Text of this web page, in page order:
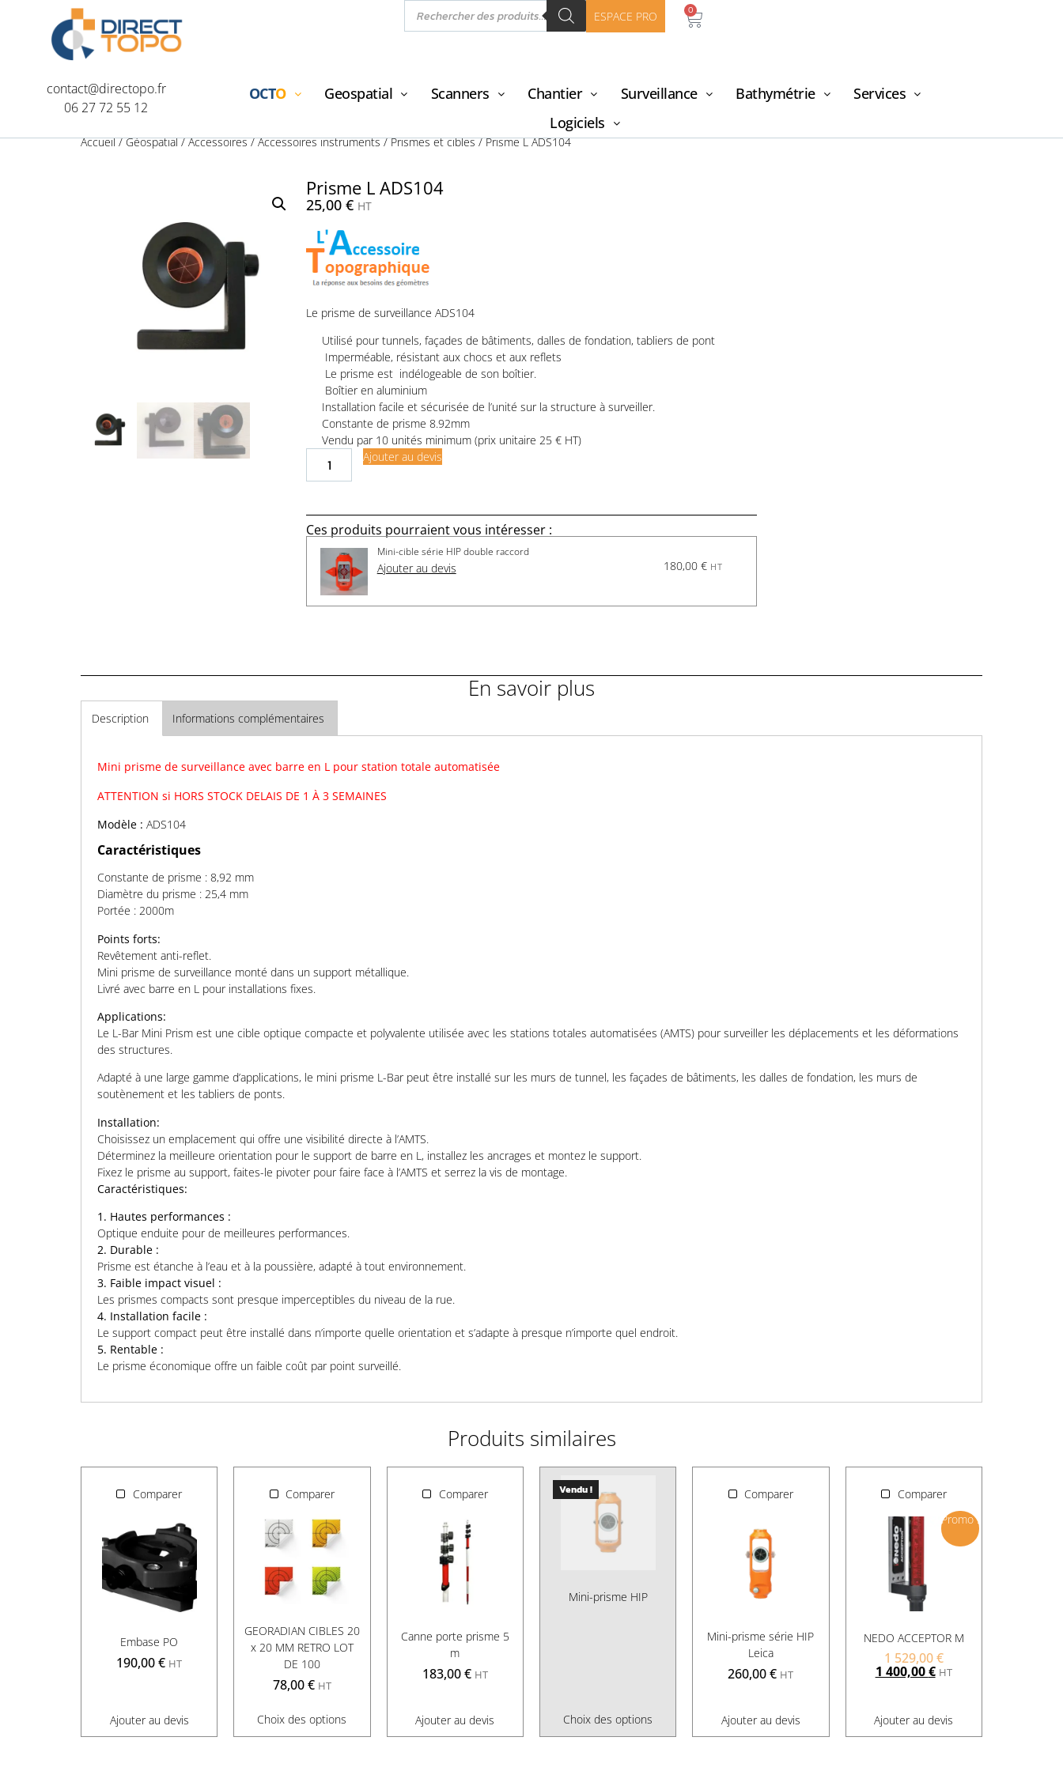
ESPACE PRO 0
contact@directopo.fr
06 27 72 55 12
OCTO Geospatial Scanners Chantier Surveillance Bathymétrie
Services
Logiciels
Accueil/Géospatial/Accessoires/Accessoires instruments/Prismes et cibles/ Prisme L ADS104
Prisme L ADS104
25,00 € HT
Le prisme de surveillance ADS104
Utilisé pour tunnels, façades de bâtiments, dalles de fondation, tabliers de pont
Imperméable, résistant aux chocs et aux reflets
Le prisme est indélogeable de son boîtier.
Boîtier en aluminium
Installation facile et sécurisée de l’unité sur la structure à surveiller.
Constante de prisme 8.92mm
Vendu par 10 unités minimum (prix unitaire 25 € HT)
Ajouter au devis
Ces produits pourraient vous intéresser :
Mini-cible série HIP double raccord
Ajouter au devis 180,00€ HT
En savoir plus
Description Informations complémentaires
Mini prisme de surveillance avec barre en L pour station totale automatisée
ATTENTION si HORS STOCK DELAIS DE 1 À 3 SEMAINES
Modèle : ADS104
Caractéristiques
Constante de prisme : 8,92 mm
Diamètre du prisme : 25,4 mm
Portée : 2000m
Points forts:
Revêtement anti-reflet.
Mini prisme de surveillance monté dans un support métallique.
Livré avec barre en L pour installations fixes.
Applications:
Le L-Bar Mini Prism est une cible optique compacte et polyvalente utilisée avec les stations totales automatisées (AMTS) pour surveiller les déplacements et les déformations
des structures.
Adapté à une large gamme d’applications, le mini prisme L-Bar peut être installé sur les murs de tunnel, les façades de bâtiments, les dalles de fondation, les murs de
soutènement et les tabliers de ponts.
Installation:
Choisissez un emplacement qui offre une visibilité directe à l’AMTS.
Déterminez la meilleure orientation pour le support de barre en L, installez les ancrages et montez le support.
Fixez le prisme au support, faites-le pivoter pour faire face à l’AMTS et serrez la vis de montage.
Caractéristiques:
1. Hautes performances :
Optique enduite pour de meilleures performances.
2. Durable :
Prisme est étanche à l’eau et à la poussière, adapté à tout environnement.
3. Faible impact visuel :
Les prismes compacts sont presque imperceptibles du niveau de la rue.
4. Installation facile :
Le support compact peut être installé dans n’importe quelle orientation et s’adapte à presque n’importe quel endroit.
5. Rentable :
Le prisme économique offre un faible coût par point surveillé.
Produits similaires
Comparer
Embase PO
190,00€ HT
Ajouter au devis
Comparer
GEORADIAN CIBLES 20
x 20 MM RETRO LOT
DE 100
78,00€ HT
Choix des options
Comparer
Canne porte prisme 5
m
183,00€ HT
Ajouter au devis
Vendu !
Mini-prisme HIP
Choix des options
Comparer
Mini-prisme série HIP
Leica
260,00€ HT
Ajouter au devis
Comparer
Promo !
NEDO ACCEPTOR M
1 529,00€
1 400,00€ HT
Ajouter au devis